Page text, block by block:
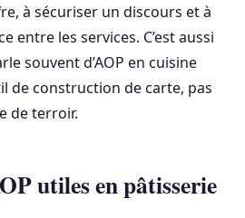
à sécuriser un discours et à
entre les services. C’est aussi
souvent d’AOP en cuisine
de construction de carte, pas
de terroir.
utiles en pâtisserie